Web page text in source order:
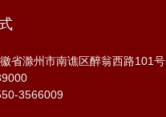
省滁州市南谯区醉翁西路101号
3566009